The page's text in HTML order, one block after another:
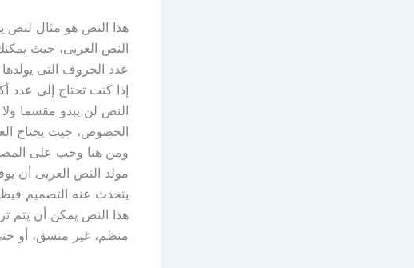
هذا النص هو مثال لنص
النص العربى، حيث
عدد الحروف التى يولدها
إذا كنت تحتاج إلى عدد
النص لن يبدو مقسما
الخصوص، حيث يحتاج
ومن هنا وجب على
مولد النص العربى أن
يتحدث عنه التصميم
هذا النص يمكن أن يتم
منظم، غير منسق، أو